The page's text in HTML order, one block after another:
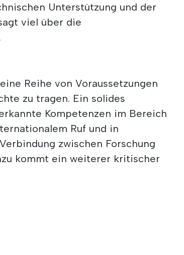
Unterstützung und der
viel über die
Reihe von Voraussetzungen
zu tragen. Ein solides
Kompetenzen im Bereich
Ruf und in
zwischen Forschung
kommt ein weiterer kritischer